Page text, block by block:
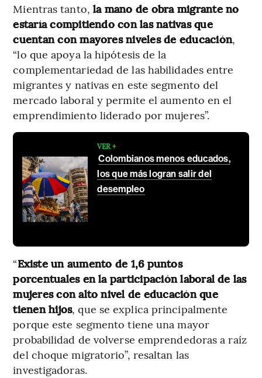
Mientras tanto, la mano de obra migrante no
estaría compitiendo con las nativas que
cuentan con mayores niveles de educación,
“lo que apoya la hipótesis de la
complementariedad de las habilidades entre
migrantes y nativas en este segmento del
mercado laboral y permite el aumento en el
emprendimiento liderado por mujeres”.
VER +
Colombianos menos educados,
los que más logran salir del
desempleo
“Existe un aumento de 1,6 puntos
porcentuales en la participación laboral de las
mujeres con alto nivel de educación que
tienen hijos, que se explica principalmente
porque este segmento tiene una mayor
probabilidad de volverse emprendedoras a raíz
del choque migratorio”, resaltan las
investigadoras.